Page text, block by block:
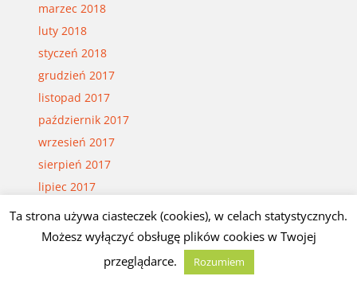
marzec 2018
luty 2018
styczeń 2018
grudzień 2017
listopad 2017
październik 2017
wrzesień 2017
sierpień 2017
lipiec 2017
czerwiec 2017
maj 2017
Ta strona używa ciasteczek (cookies), w celach statystycznych.
Możesz wyłączyć obsługę plików cookies w Twojej
przeglądarce.
Rozumiem